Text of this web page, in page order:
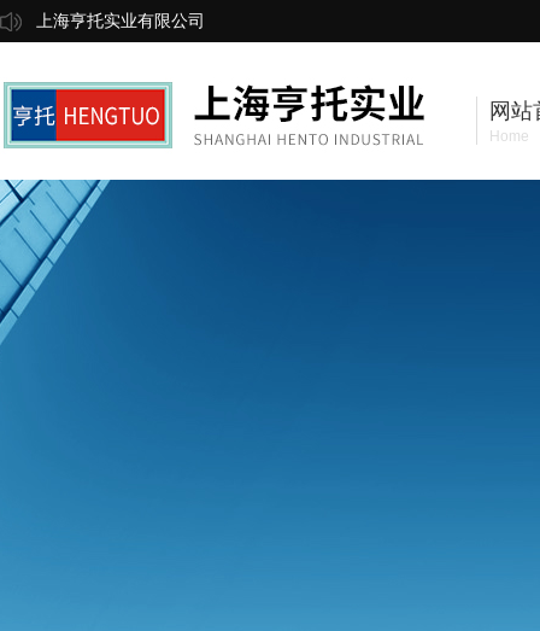
上海亨托实业有限公司
网站
Home